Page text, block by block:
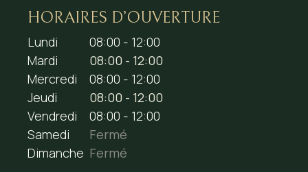
HORAIRES D’OUVERTURE
Lundi
08:00 - 12:00
Mardi
08:00 - 12:00
Mercredi
08:00 - 12:00
Jeudi
08:00 - 12:00
Vendredi
08:00 - 12:00
Samedi
Fermé
Dimanche Fermé